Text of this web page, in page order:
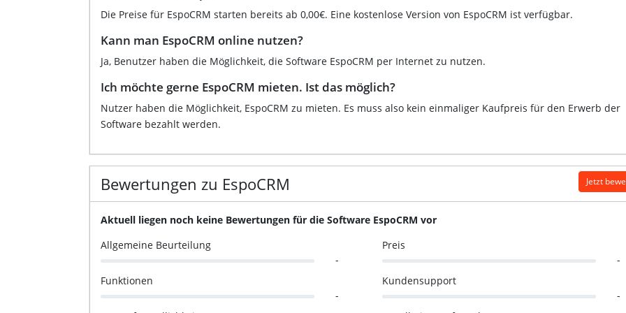
Die Preise für EspoCRM starten bereits ab 0,00€. Eine kostenlose Version von EspoCRM ist verfügbar.
Kann man EspoCRM online nutzen?
Ja, Benutzer haben die Möglichkeit, die Software EspoCRM per Internet zu nutzen.
Ich möchte gerne EspoCRM mieten. Ist das möglich?
Nutzer haben die Möglichkeit, EspoCRM zu mieten. Es muss also kein einmaliger Kaufpreis für den Erwerb der
Software bezahlt werden.
Bewertungen zu EspoCRM Jetzt
Aktuell liegen noch keine Bewertungen für die Software EspoCRM vor
Allgemeine Beurteilung
-
Preis
-
Funktionen
-
Kundensupport
-